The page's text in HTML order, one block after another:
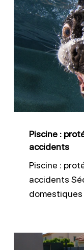
Piscine
protéger
chats
des
Piscine :
accidents
Piscine :
accidents
Entretien